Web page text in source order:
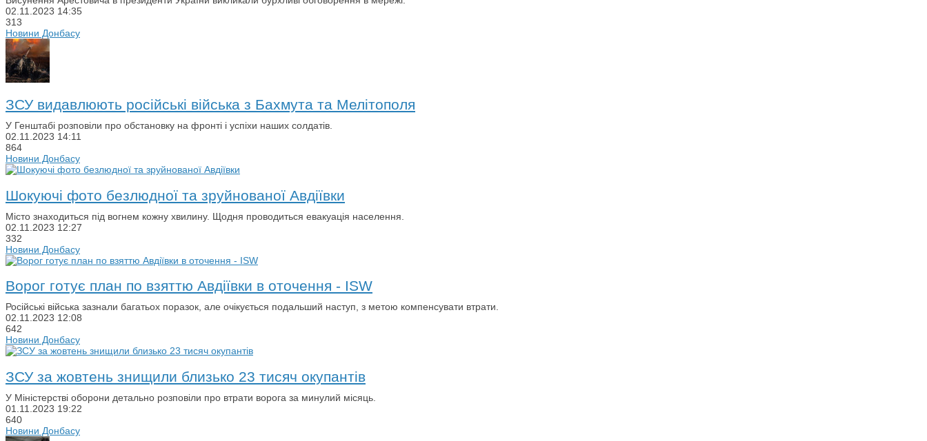
02.11.2023 14:35
313
Новини Донбасу
ЗСУ видавлюють російські війська з Бахмута та Мелітополя
У Генштабі розповіли про обстановку на фронті і успіхи наших солдатів.
02.11.2023 14:11
864
Новини Донбасу
Шокуючі фото безлюдної та зруйнованої Авдіївки
Місто знаходиться під вогнем кожну хвилину. Щодня проводиться евакуація населення.
02.11.2023 12:27
332
Новини Донбасу
Ворог готує план по взяттю Авдіївки в оточення - ISW
Російські війська зазнали багатьох поразок, але очікується подальший наступ, з метою компенсувати втрати.
02.11.2023 12:08
642
Новини Донбасу
ЗСУ за жовтень знищили близько 23 тисяч окупантів
У Міністерстві оборони детально розповіли про втрати ворога за минулий місяць.
01.11.2023 19:22
640
Новини Донбасу